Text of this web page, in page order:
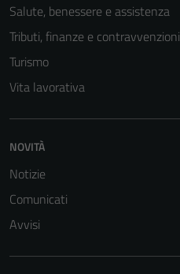
Salute, benessere e assistenza
Tributi, finanze e contravvenzioni
Turismo
Vita lavorativa
NOVITÀ
Notizie
Comunicati
Avvisi